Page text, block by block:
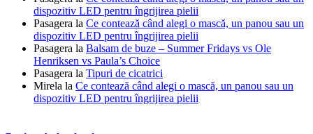
dispozitiv LED pentru îngrijirea pielii
Pasagera la Ce contează când alegi o mască, un panou sau un
dispozitiv LED pentru îngrijirea pielii
Pasagera la Balsam de buze – Summer Fridays vs Ole
Henriksen vs Paula’s Choice
Pasagera la Tipuri de cicatrici
Mirela la Ce contează când alegi o mască, un panou sau un
dispozitiv LED pentru îngrijirea pielii